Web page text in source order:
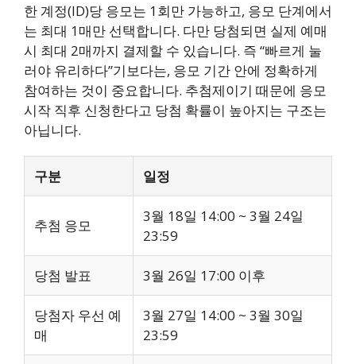
한 계정(ID)당 응모는 1회만 가능하고, 응모 단계에서
는 최대 1매만 선택합니다. 다만 당첨되면 실제 예매
시 최대 2매까지 결제할 수 있습니다. 즉 “빠르게 눌
러야 유리하다”기보다는, 응모 기간 안에 정확하게
참여하는 것이 중요합니다. 추첨제이기 때문에 응모
시작 직후 신청한다고 당첨 확률이 높아지는 구조는
아닙니다.
구분 일정
추첨 응모
3월 18일 14:00 ~ 3월 24일
23:59
당첨 발표 3월 26일 17:00 이후
당첨자 우선 예
매
3월 27일 14:00 ~ 3월 30일
23:59